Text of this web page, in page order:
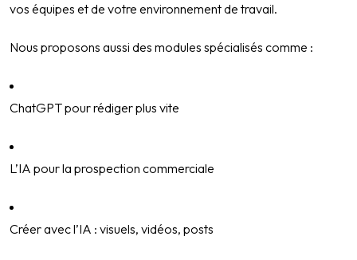
vos équipes et de votre environnement de travail.
Nous proposons aussi des modules spécialisés comme :
ChatGPT pour rédiger plus vite
L’IA pour la prospection commerciale
Créer avec l’IA : visuels, vidéos, posts